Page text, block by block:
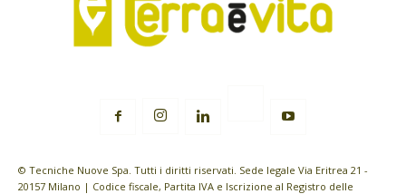
© Tecniche Nuove Spa. Tutti i diritti riservati. Sede legale Via Eritrea 21 -
20157 Milano | Codice fiscale, Partita IVA e Iscrizione al Registro delle